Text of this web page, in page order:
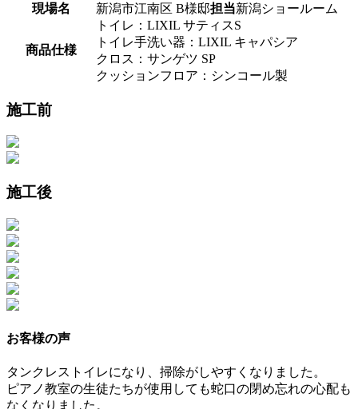
現場名
新潟市江南区 B様邸担当新潟ショールーム
商品仕様
トイレ：LIXIL サティスS
トイレ手洗い器：LIXIL キャパシア
クロス：サンゲツ SP
クッションフロア：シンコール製
施工前
施工後
お客様の声
タンクレストイレになり、掃除がしやすくなりました。
ピアノ教室の生徒たちが使用しても蛇口の閉め忘れの心配も
なくなりました。